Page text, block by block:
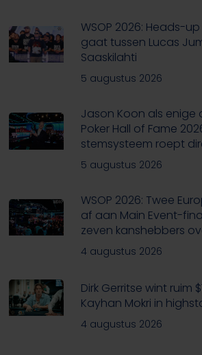
WSOP 2026: Heads-
gaat tussen Lucas
Saaskilahti
5 augustus 2026
Jason Koon als enige
Poker Hall of Fame
stemsysteem roept
5 augustus 2026
WSOP 2026: Twee
af aan Main Event-
zeven kanshebbers
4 augustus 2026
Dirk Gerritse wint ruim
Kayhan Mokri in
4 augustus 2026